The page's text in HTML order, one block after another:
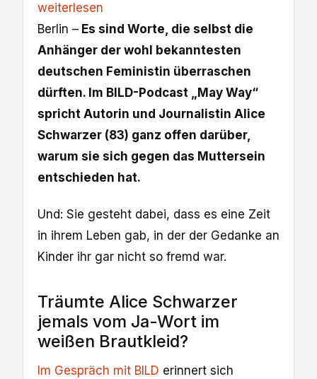
weiterlesen
Berlin – Es sind Worte, die selbst die
Anhänger der wohl bekanntesten
deutschen Feministin überraschen
dürften. Im BILD-Podcast „May Way“
spricht Autorin und Journalistin Alice
Schwarzer (83) ganz offen darüber,
warum sie sich gegen das Muttersein
entschieden hat.
Und: Sie gesteht dabei, dass es eine Zeit
in ihrem Leben gab, in der der Gedanke an
Kinder ihr gar nicht so fremd war.
Träumte Alice Schwarzer
jemals vom Ja-Wort im
weißen Brautkleid?
Im Gespräch mit BILD erinnert sich